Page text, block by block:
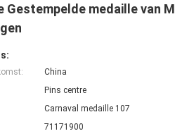
medaille van
China
Pins centre
Carnaval medaille 107
71171900